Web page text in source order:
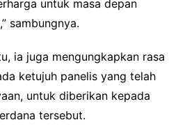
untuk masa depan
sambungnya.
ia juga mengungkapkan rasa
ketujuh panelis yang telah
untuk diberikan kepada
tersebut.